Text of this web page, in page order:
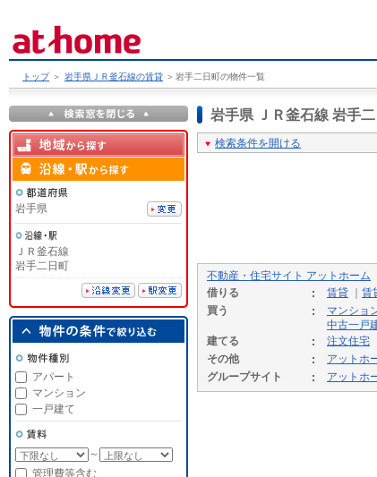
トップ ＞ 岩手県ＪＲ釜石線の賃貸 ＞ 岩手二日町の物件一覧
岩手県 ＪＲ釜石線 岩手
検索条件を開ける
不動産・住宅サイト アットホーム
借りる
賃貸 賃
買う
マンショ
中古一戸
建てる
注文住宅
その他
アットホ
グループサイト
アットホ
岩手県
ＪＲ釜石線
岩手二日町
アパート
マンション
一戸建て
～
管理費等含む